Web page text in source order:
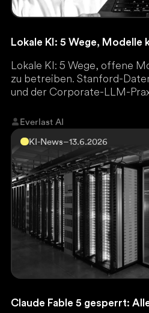
Lokale KI: 5 Wege,
Lokale KI: 5 Wege, offene
zu betreiben. Stanford-
und der Corporate-LLM-
Everlast AI
KI-News–13.6.2026
Claude Fable 5 gesperrt: